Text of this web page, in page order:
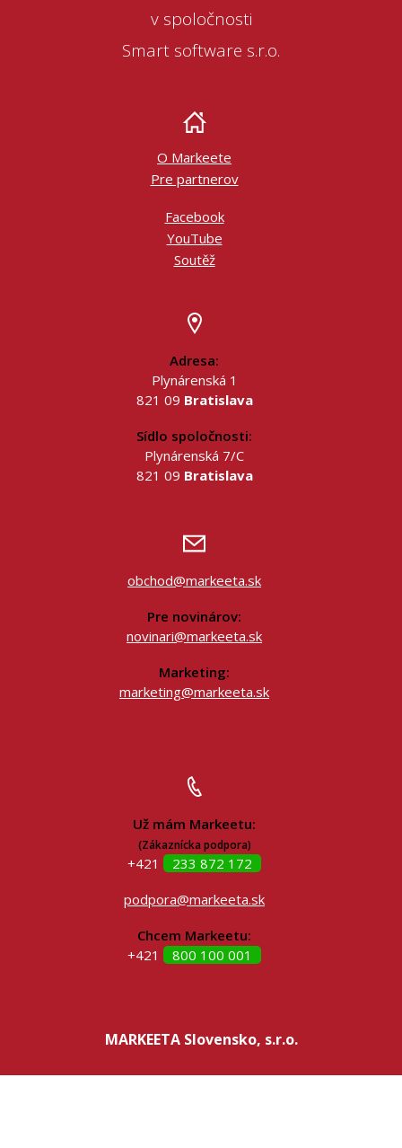
v spoločnosti
Smart software s.r.o.
O Markeete
Pre partnerov
Facebook
YouTube
Soutěž
Adresa:
Plynárenská 1
821 09 Bratislava
Sídlo spoločnosti:
Plynárenská 7/C
821 09 Bratislava
obchod@markeeta.sk
Pre novinárov:
novinari@markeeta.sk
Marketing:
marketing@markeeta.sk
Už mám Markeetu:
(Zákaznícka podpora)
+421
233 872 172
podpora@markeeta.sk
Chcem Markeetu:
+421
800 100 001
MARKEETA Slovensko, s.r.o.